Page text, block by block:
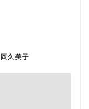
岡久美子